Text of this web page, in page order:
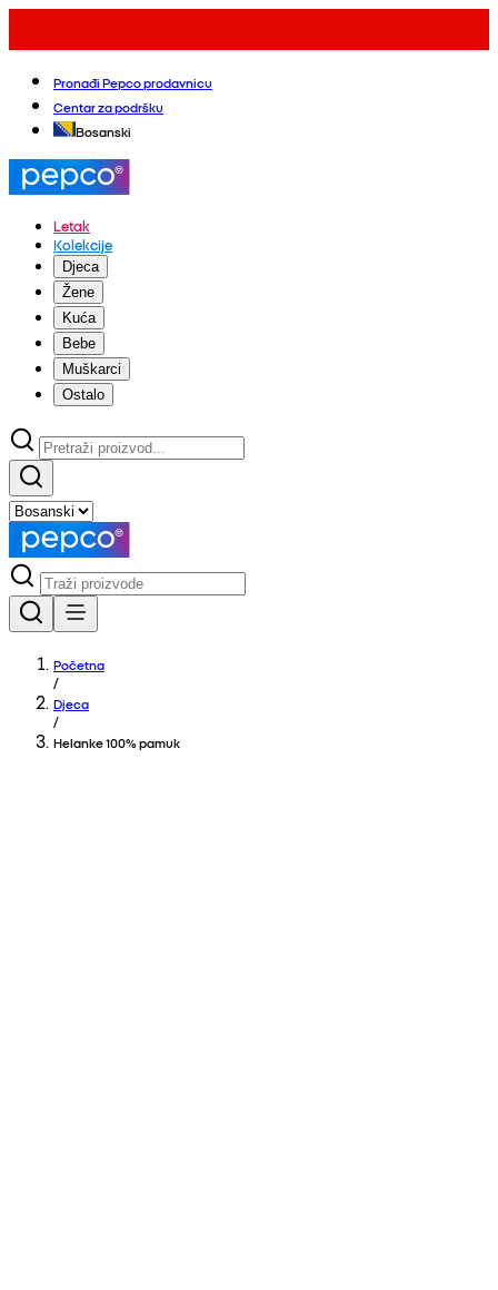
Pronađi Pepco prodavnicu
Centar za podršku
Bosanski
Letak
Kolekcije
Djeca
Žene
Kuća
Bebe
Muškarci
Ostalo
Početna
/
Djeca
/
Helanke 100% pamuk